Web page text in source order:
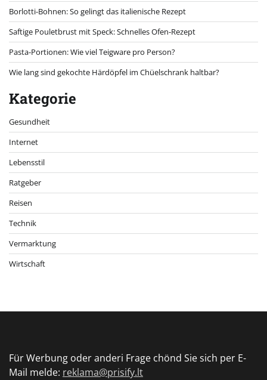
Borlotti-Bohnen: So gelingt das italienische Rezept
Saftige Pouletbrust mit Speck: Schnelles Ofen-Rezept
Pasta-Portionen: Wie viel Teigware pro Person?
Wie lang sind gekochte Härdöpfel im Chüelschrank haltbar?
Kategorie
Gesundheit
Internet
Lebensstil
Ratgeber
Reisen
Technik
Vermarktung
Wirtschaft
Für Werbung oder anderi Frage chönd Sie sich per E-
Mail melde: reklama@prisify.lt